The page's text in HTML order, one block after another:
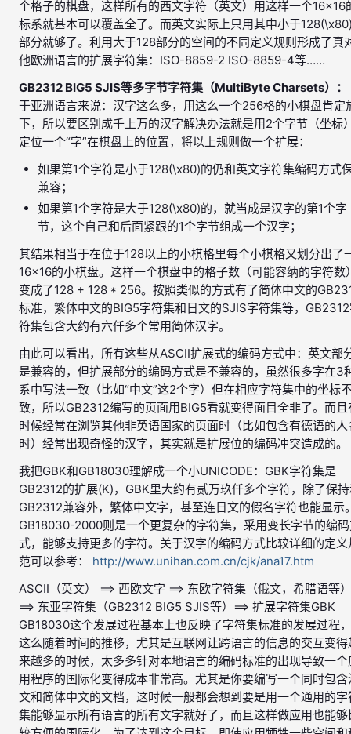
个格子的棋盘，这样所有的西文字符（英文）用这样一个16×16
标系就基本可以覆盖全了。而英文实际上只用其中小于
部分就够了。利用大于128部分的空间的不同定义规则形成了真
他欧洲语言的扩展字符集：ISO-8859-2 ISO-8859-4等……
GB2312 BIG5 SJIS等多字节字符集（MultiByte Charsets）：
于亚洲语言来说：汉字这么多，用这么一个256格的小棋盘肯定
下，所以要区别成千上万的汉字解决办法就是用2个字节（坐标
定位一个“字”在棋盘上的位置，将以上规则做一个扩展：
如果第1个字符是小于128(\x80)的仍和英文字符集编码方式
兼容；
如果第1个字符是大于128(\x80)的，就当成是汉字的第1个字
节，这个自己和后面紧跟的1个字节组成一个汉字；
其结果相当于在位于128以上的小棋格里每个小棋格又划分出了
16×16的小棋盘。这样一个棋盘中的格子数（可能容纳的字符数
变成了128 + 128 * 256。按照类似的方式有了简体中文的
标准，繁体中文的BIG5字符集和日文的SJIS字符集等，
符集包含大约有六仟多个常用简体汉字。
由此可以看出，所有这些从ASCII扩展式的编码方式中：英文部
是兼容的，但扩展部分的编码方式是不兼容的，虽然很多字在3
系中写法一致（比如“中文”这2个字）但在相应字符集中的坐标
致，所以GB2312编写的页面用BIG5看就变得面目全非了。而且
时候经常在浏览其他非英语国家的页面时（比如包含有德语的人
时）经常出现奇怪的汉字，其实就是扩展位的编码冲突造成的。
我把GBK和GB18030理解成一个小UNICODE：GBK字符集是
GB2312的扩展(K)，GBK里大约有贰万玖仟多个字符，除了保
GB2312兼容外，繁体中文字，甚至连日文的假名字符也能显示
GB18030-2000则是一个更复杂的字符集，采用变长字节的编
式，能够支持更多的字符。关于汉字的编码方式比较详细的定义
范可以参考： http://www.unihan.com.cn/cjk/ana17.htm
ASCII（英文） ==> 西欧文字 ==> 东欧字符集（俄文，希腊语等）
==> 东亚字符集（GB2312 BIG5 SJIS等）==> 扩展字符集GBK
GB18030这个发展过程基本上也反映了字符集标准的发展过程
这么随着时间的推移，尤其是互联网让跨语言的信息的交互变得
来越多的时候，太多多针对本地语言的编码标准的出现导致一个
用程序的国际化变得成本非常高。尤其是你要编写一个同时包含
文和简体中文的文档，这时候一般都会想到要是用一个通用的字
集能够显示所有语言的所有文字就好了，而且这样做应用也能够